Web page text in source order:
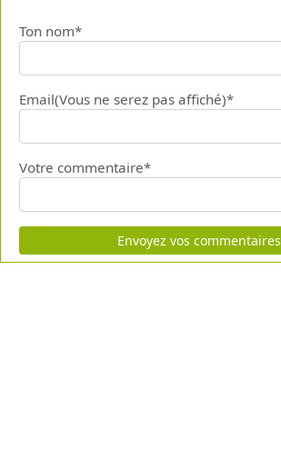
Ton nom*
Email(Vous ne serez pas affiché)*
Votre commentaire*
Envoyez vos commentaires